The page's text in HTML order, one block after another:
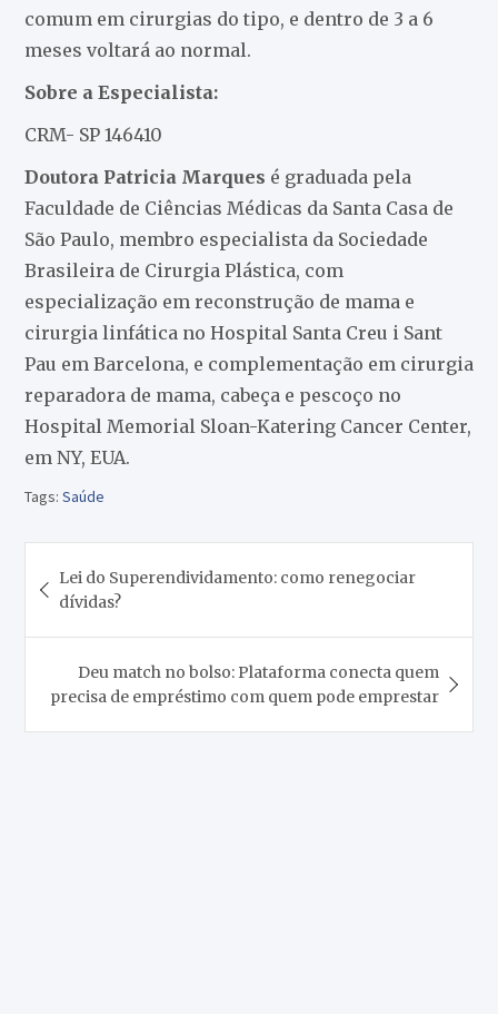
comum em cirurgias do tipo, e dentro de 3 a 6
meses voltará ao normal.
Sobre a Especialista:
CRM- SP 146410
Doutora Patricia Marques é graduada pela
Faculdade de Ciências Médicas da Santa Casa de
São Paulo, membro especialista da Sociedade
Brasileira de Cirurgia Plástica, com
especialização em reconstrução de mama e
cirurgia linfática no Hospital Santa Creu i Sant
Pau em Barcelona, e complementação em cirurgia
reparadora de mama, cabeça e pescoço no
Hospital Memorial Sloan-Katering Cancer Center,
em NY, EUA.
Tags: Saúde
de
Post
Lei do Superendividamento: como renegociar
dívidas?
Deu match no bolso: Plataforma conecta quem
precisa de empréstimo com quem pode emprestar